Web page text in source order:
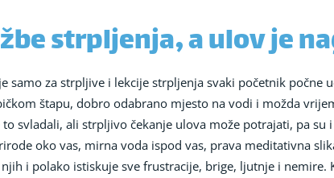
strpljenja, a ulov je
samo za strpljive i lekcije strpljenja svaki početnik počne
štapu, dobro odabrano mjesto na vodi i možda
svladali, ali strpljivo čekanje ulova može potrajati, pa su
oko vas, mirna voda ispod vas, prava meditativna
i polako istiskuje sve frustracije, brige, ljutnje i nemire.